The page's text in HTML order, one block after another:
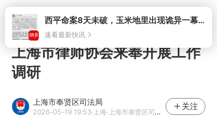
打开西平命案8天未破，玉米地里出现诡异一幕，我突然想起了欧金中
速看最新快讯
上海市律师协会来奉开展工作
调研
上海市奉贤区司法局
2026-05-19 19:53·上海·上海市奉贤区司法局官方网易号
关注